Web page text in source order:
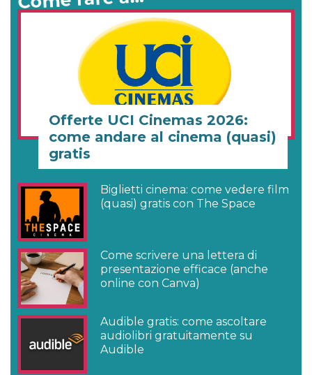
Offerte UCI Cinemas 2026:
come andare al cinema (quasi)
gratis
Biglietti cinema: come vedere film
(quasi) gratis con The Space
Come scrivere una lettera di
presentazione efficace (anche
online con Canva)
Audible gratis: come ascoltare
audiolibri gratuitamente su
Audible